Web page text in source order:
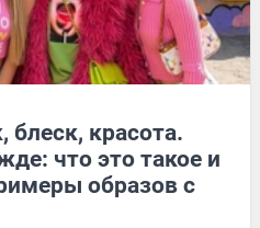
красота.
что это такое и
образов с